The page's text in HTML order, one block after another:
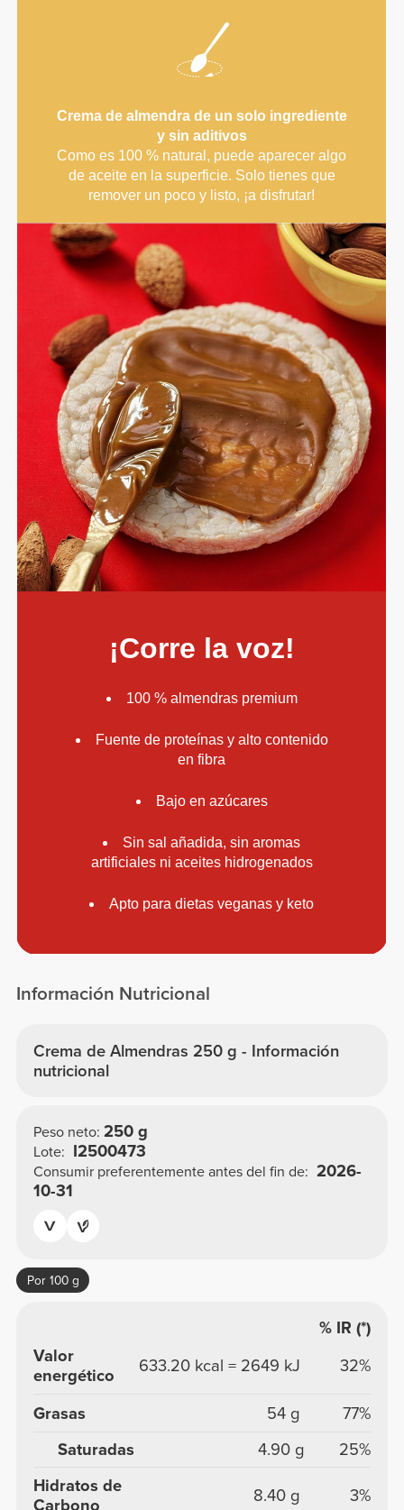
Crema de almendra de un solo ingrediente
y sin aditivos
Como es 100 % natural, puede aparecer algo
de aceite en la superficie. Solo tienes que
remover un poco y listo, ¡a disfrutar!
¡Corre la voz!
100 % almendras premium
Fuente de proteínas y alto contenido
en fibra
Bajo en azúcares
Sin sal añadida, sin aromas
artificiales ni aceites hidrogenados
Apto para dietas veganas y keto
Información Nutricional
Crema de Almendras 250 g - Información
nutricional
Peso neto: 250 g
Lote: I2500473
Consumir preferentemente antes del fin de: 2026-
10-31
Por 100 g
% IR (*)
Valor
energético
633.20 kcal = 2649 kJ 32%
Grasas 54 g
77%
Saturadas
4.90 g
25%
Hidratos de
Carbono
8.40 g 3%